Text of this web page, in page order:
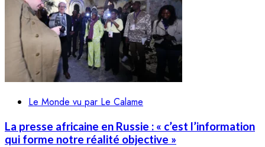
Le Monde vu par Le Calame
La presse africaine en Russie : « c’est l’information
qui forme notre réalité objective »